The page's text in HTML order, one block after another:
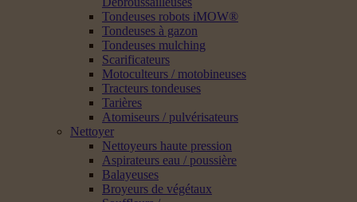
Tondeuses robots iMOW®
Tondeuses à gazon
Tondeuses mulching
Scarificateurs
Motoculteurs / motobineuses
Tracteurs tondeuses
Tarières
Atomiseurs / pulvérisateurs
Nettoyer
Nettoyeurs haute pression
Aspirateurs eau / poussière
Balayeuses
Broyeurs de végétaux